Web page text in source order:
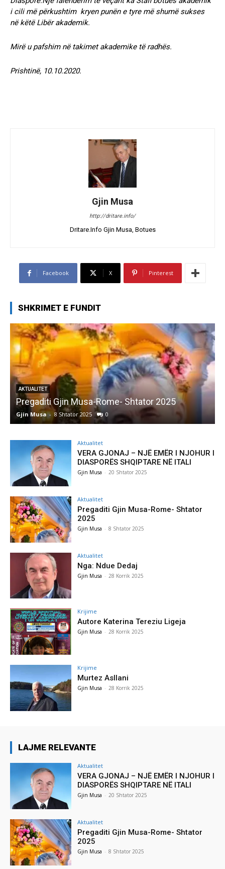
i cili më përkushtim kryen punën e tyre më shumë sukses
në këtë Libër akademik.
Mirë u pafshim në takimet akademike të radhës.
Prishtinë, 10.10.2020.
Gjin Musa
http://dritare.info/
Dritare.Info Gjin Musa, Botues
Facebook X Pinterest
SHKRIMET E FUNDIT
AKTUALITET
Pregaditi Gjin Musa-Rome- Shtator 2025
Gjin Musa - 8 Shtator 2025 0
Aktualitet
VERA GJONAJ – NJË EMËR I NJOHUR I
DIASPORËS SHQIPTARE NË ITALI
Gjin Musa - 20 Shtator 2025
Aktualitet
Pregaditi Gjin Musa-Rome- Shtator
2025
Gjin Musa - 8 Shtator 2025
Aktualitet
Nga: Ndue Dedaj
Gjin Musa - 28 Korrik 2025
Krijime
Autore Katerina Tereziu Ligeja
Gjin Musa - 28 Korrik 2025
Krijime
Murtez Asllani
Gjin Musa - 28 Korrik 2025
LAJME RELEVANTE
Aktualitet
VERA GJONAJ – NJË EMËR I NJOHUR I
DIASPORËS SHQIPTARE NË ITALI
Gjin Musa - 20 Shtator 2025
Aktualitet
Pregaditi Gjin Musa-Rome- Shtator
2025
Gjin Musa - 8 Shtator 2025